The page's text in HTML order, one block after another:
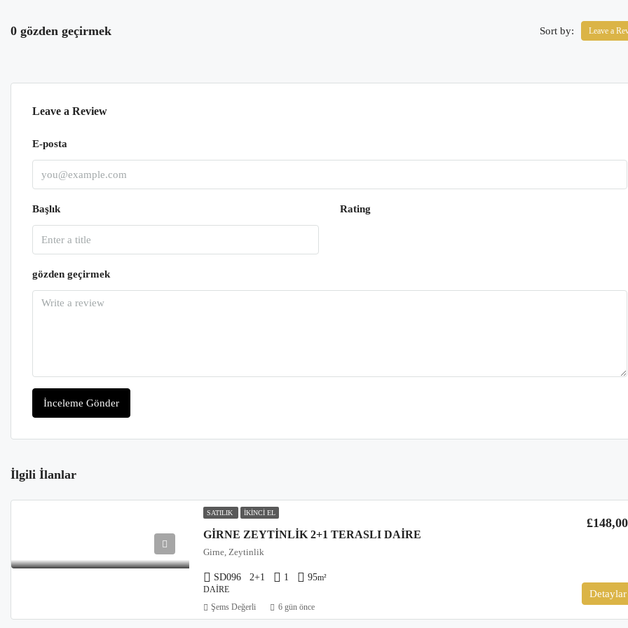
0 gözden geçirmek Sort by: Leave a
Leave a Review
E-posta
Başlık Rating
gözden geçirmek
İnceleme Gönder
İlgili İlanlar
SATILIK İKINCI EL
GIRNE ZEYTINLIK 2+1 TERASLI DAIRE
Girne, Zeytinlik
SD096 2+1 1 95m²
DAIRE
Detaylar
Şems Değerli 6 gün önce